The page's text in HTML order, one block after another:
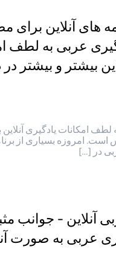
های آنلاین برای
عربی به لطف
بیشتر و بیشتر
لطف امکانات یادگیری آنلاین
است. امروزه بسیاری از
در […]
آنلاین - جوانب
عربی به صورت